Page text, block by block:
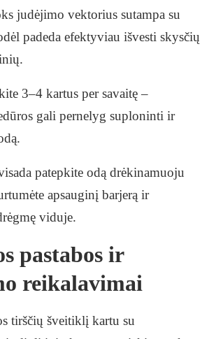
judėjimo vektorius sutampa su
padeda efektyviau išvesti skysčių
3–4 kartus per savaitę –
gali pernelyg suploninti ir
patepkite odą drėkinamuoju
apsauginį barjerą ir
viduje.
pastabos ir
reikalavimai
tirščių šveitiklį kartu su